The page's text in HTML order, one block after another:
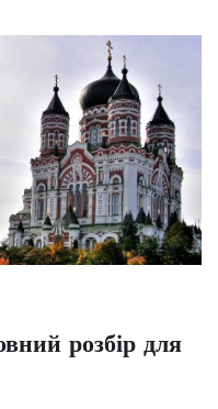
розбір для